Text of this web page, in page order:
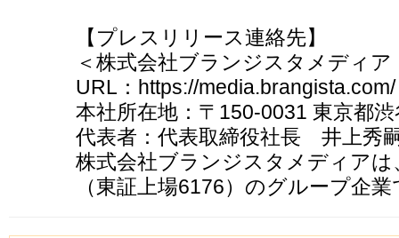
【プレスリリース連絡先】
＜株式会社ブランジスタメディ
URL：https://media.brangista.com/
本社所在地：〒150-0031 東京都
代表者：代表取締役社長 井上秀
株式会社ブランジスタメディア
（東証上場6176）のグループ企